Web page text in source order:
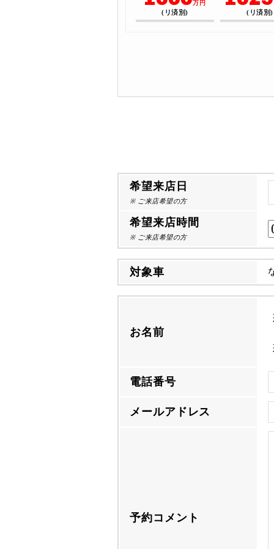
万円
(リ済別)
(リ済別)
希望来店日
※ ご来店希望の方
希望来店時間
※ ご来店希望の方
対象車
お名前
電話番号
メールアドレス
予約コメント